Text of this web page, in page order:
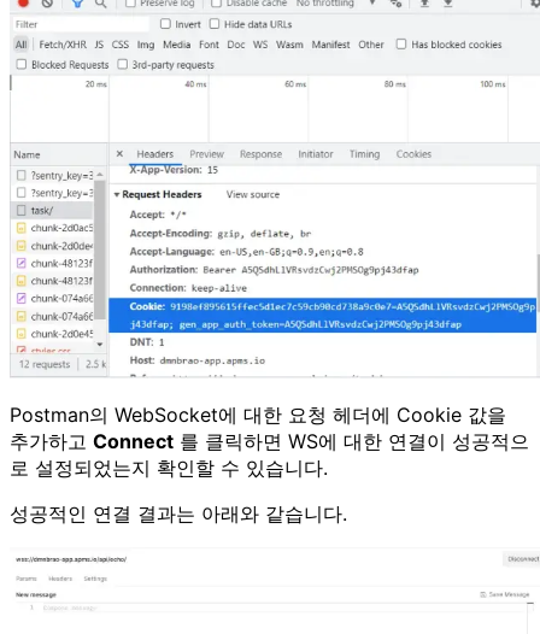
Postman의 WebSocket에 대한 요청 헤더에 Cookie 값을
추가하고 Connect 를 클릭하면 WS에 대한 연결이 성공적으
로 설정되었는지 확인할 수 있습니다.
성공적인 연결 결과는 아래와 같습니다.